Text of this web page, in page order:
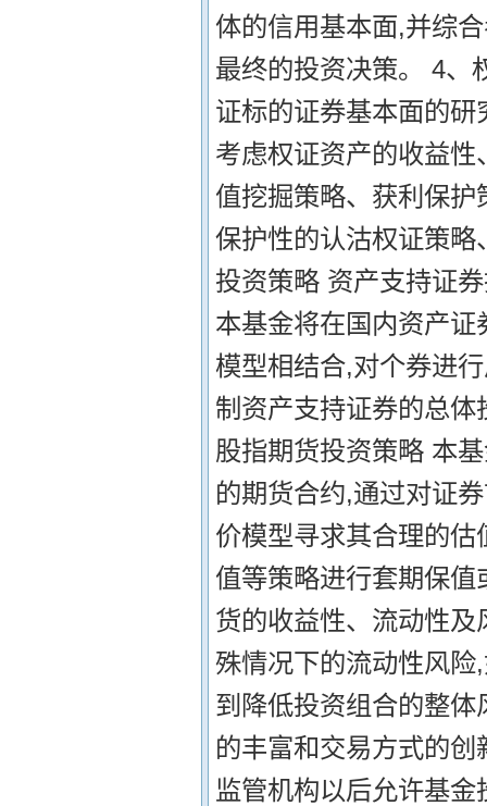
体的信用基本面,并综
最终的投资决策。 4、
证标的证券基本面的
考虑权证资产的收益
值挖掘策略、获利保
保护性的认沽权证策
投资策略 资产支持证
本基金将在国内资产
模型相结合,对个券进
制资产支持证券的总
股指期货投资策略 本
的期货合约,通过对证
价模型寻求其合理的
值等策略进行套期保
货的收益性、流动性
殊情况下的流动性风
到降低投资组合的整
的丰富和交易方式的
监管机构以后允许基